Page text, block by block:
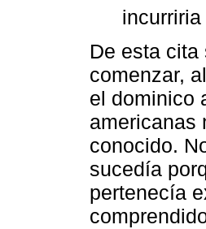
De esta
comenzar,
el dominico
americanas
conocido.
sucedía
pertenecía